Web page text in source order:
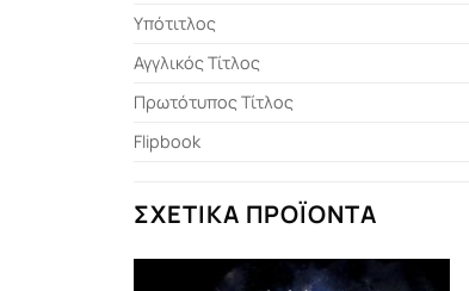
Υπότιτλος
Αγγλικός Τίτλος
Πρωτότυπος Τίτλος
Flipbook
ΣΧΕΤΙΚΆ ΠΡΟΪΌΝΤΑ